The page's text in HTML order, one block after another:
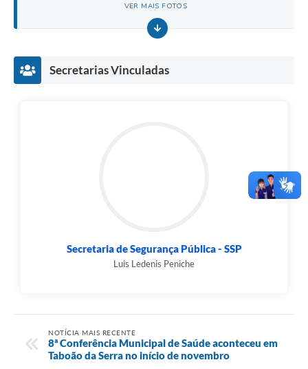
VER MAIS FOTOS
Secretarias Vinculadas
Secretaria de Segurança Pública - SSP
Luis Ledenis Peniche
NOTÍCIA MAIS RECENTE
8ª Conferência Municipal de Saúde aconteceu em
Taboão da Serra no início de novembro